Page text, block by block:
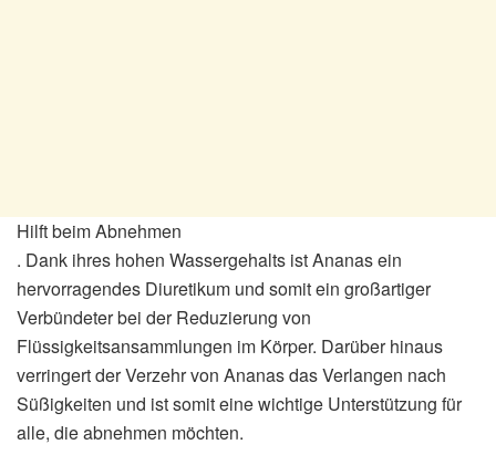
Hilft beim Abnehmen
. Dank ihres hohen Wassergehalts ist Ananas ein
hervorragendes Diuretikum und somit ein großartiger
Verbündeter bei der Reduzierung von
Flüssigkeitsansammlungen im Körper. Darüber hinaus
verringert der Verzehr von Ananas das Verlangen nach
Süßigkeiten und ist somit eine wichtige Unterstützung für
alle, die abnehmen möchten.